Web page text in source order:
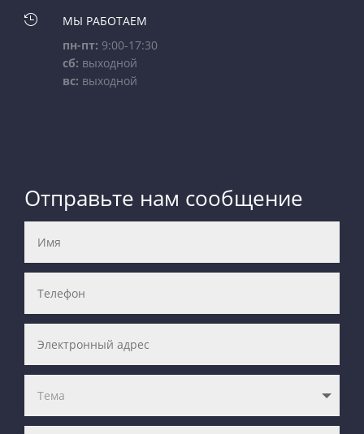

МЫ РАБОТАЕМ
пн-пт: 9:00-17:30
сб: выходной
вс: выходной
Отправьте нам сообщение